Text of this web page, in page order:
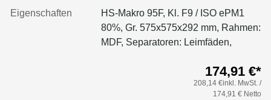
Eigenschaften
HS-Makro 95F, Kl. F9 / ISO ePM1
80%, Gr. 575x575x292 mm, Rahmen:
MDF, Separatoren: Leimfäden,
174,91 €*
208,14 €inkl. MwSt. /
174,91 € Netto